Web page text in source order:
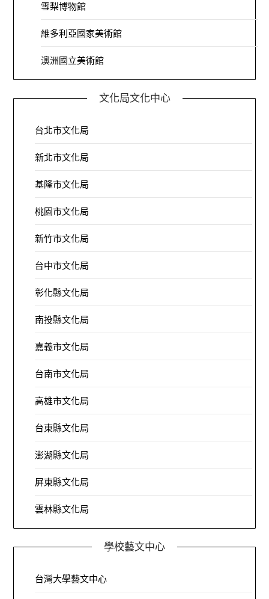
雪梨博物館
維多利亞國家美術館
澳洲國立美術館
文化局文化中心
台北市文化局
新北市文化局
基隆市文化局
桃園市文化局
新竹市文化局
台中市文化局
彰化縣文化局
南投縣文化局
嘉義市文化局
台南市文化局
高雄市文化局
台東縣文化局
澎湖縣文化局
屏東縣文化局
雲林縣文化局
學校藝文中心
台灣大學藝文中心